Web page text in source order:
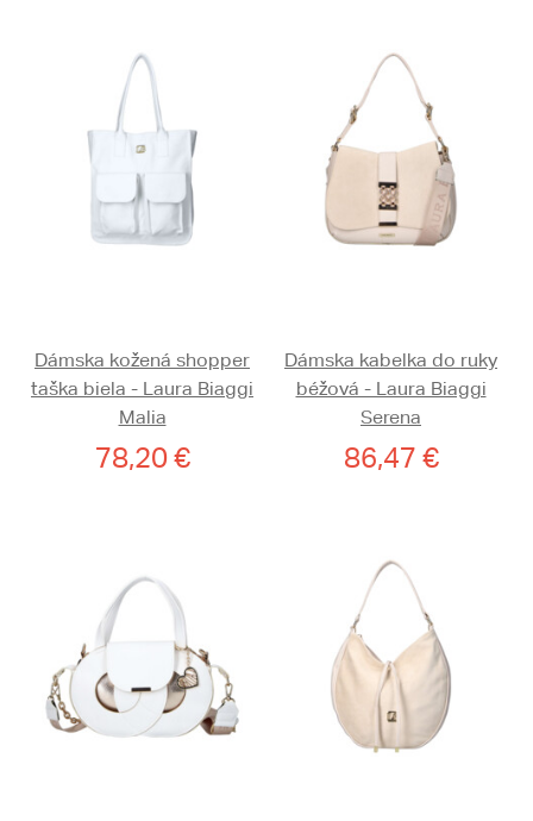
Dámska kožená shopper
taška biela - Laura Biaggi
Malia
78,20 €
Dámska kabelka do ruky
béžová - Laura Biaggi
Serena
86,47 €